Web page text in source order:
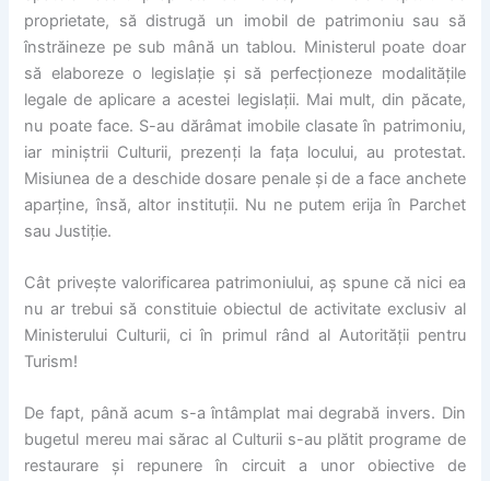
proprietate, să distrugă un imobil de patrimoniu sau să
înstrăineze pe sub mână un tablou. Ministerul poate doar
să elaboreze o legislație și să perfecționeze modalitățile
legale de aplicare a acestei legislații. Mai mult, din păcate,
nu poate face. S-au dărâmat imobile clasate în patrimoniu,
iar miniștrii Culturii, prezenți la fața locului, au protestat.
Misiunea de a deschide dosare penale și de a face anchete
aparține, însă, altor instituții. Nu ne putem erija în Parchet
sau Justiție.
Cât privește valorificarea patrimoniului, aș spune că nici ea
nu ar trebui să constituie obiectul de activitate exclusiv al
Ministerului Culturii, ci în primul rând al Autorității pentru
Turism!
De fapt, până acum s-a întâmplat mai degrabă invers. Din
bugetul mereu mai sărac al Culturii s-au plătit programe de
restaurare și repunere în circuit a unor obiective de